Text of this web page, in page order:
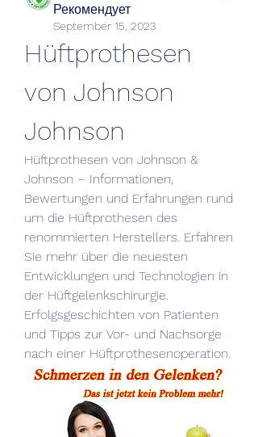
Рекомендует
September 15, 2023
Hüftprothesen
von Johnson
Johnson
Hüftprothesen von Johnson &
Johnson – Informationen,
Bewertungen und Erfahrungen rund
um die Hüftprothesen des
renommierten Herstellers. Erfahren
Sie mehr über die neuesten
Entwicklungen und Technologien in
der Hüftgelenkschirurgie.
Erfolgsgeschichten von Patienten
und Tipps zur Vor- und Nachsorge
nach einer Hüftprothesenoperation.